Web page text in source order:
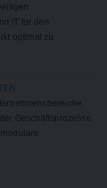
IT für den
optimal zu
Geschäftsprozesse